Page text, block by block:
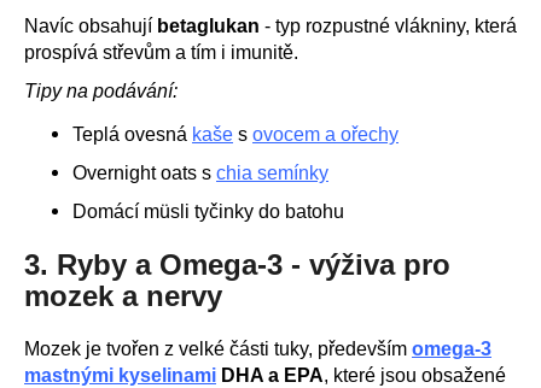
Navíc obsahují betaglukan - typ rozpustné vlákniny, která
prospívá střevům a tím i imunitě.
Tipy na podávání:
Teplá ovesná kaše s ovocem a ořechy
Overnight oats s chia semínky
Domácí müsli tyčinky do batohu
3. Ryby a Omega‑3 - výživa pro
mozek a nervy
Mozek je tvořen z velké části tuky, především omega‑3
mastnými kyselinami DHA a EPA, které jsou obsažené